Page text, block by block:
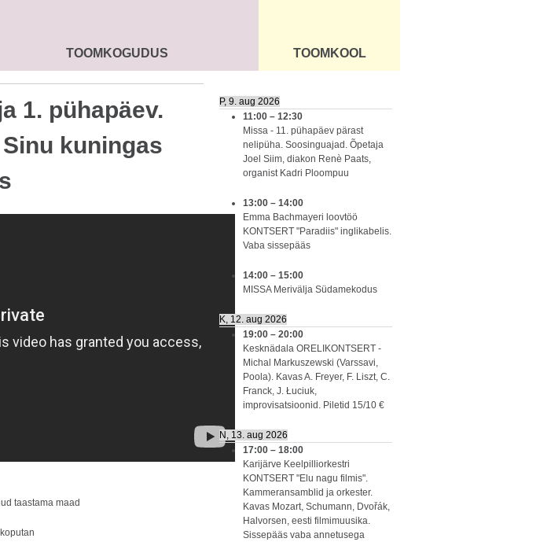
SEENIORID KOGUDUS
TOOMKOGUDUS ÜLDINFO
TOOMKOOL
1. pühapäev.
kuningas
taastama maad
P, 9. aug 2026
11:00 – 12:30
Missa - 11. pühapäev pärast
nelipüha. Soosinguajad. Õpetaja
Joel Siim, diakon Renè Paats,
organist Kadri Ploompuu
13:00 – 14:00
Emma Bachmayeri loovtöö
KONTSERT "Paradiis" inglikabelis.
Vaba sissepääs
14:00 – 15:00
MISSA Merivälja Südamekodus
K, 12. aug 2026
19:00 – 20:00
Kesknädala ORELIKONTSERT -
Michal Markuszewski (Varssavi,
Poola). Kavas A. Freyer, F. Liszt, C.
Franck, J. Łuciuk,
improvisatsioonid. Piletid 15/10 €
N, 13. aug 2026
17:00 – 18:00
Karijärve Keelpilliorkestri
KONTSERT "Elu nagu filmis".
Kammeransamblid ja orkester.
Kavas Mozart, Schumann, Dvořák,
Halvorsen, eesti filmimuusika.
Sissepääs vaba annetusega